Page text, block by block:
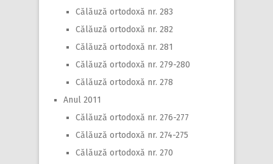
Călăuză ortodoxă nr. 283
Călăuză ortodoxă nr. 282
Călăuză ortodoxă nr. 281
Călăuză ortodoxă nr. 279-280
Călăuză ortodoxă nr. 278
Anul 2011
Călăuză ortodoxă nr. 276-277
Călăuză ortodoxă nr. 274-275
Călăuză ortodoxă nr. 270